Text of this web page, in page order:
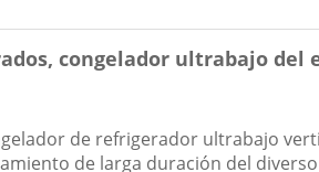
congelador ultrabajo del
de refrigerador ultrabajo
de larga duración del